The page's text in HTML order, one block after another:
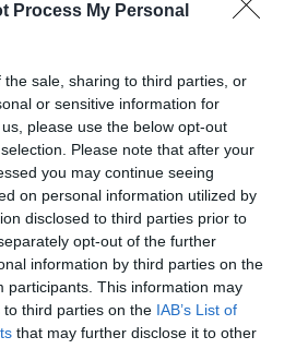
Process My Personal
sale, sharing to third parties, or
or sensitive information for
please use the below opt-out
Please note that after your
you may continue seeing
on personal information utilized by
disclosed to third parties prior to
opt-out of the further
information by third parties on the
participants. This information may
third parties on the IAB’s List of
that may further disclose it to other
as mulheres”
de fim-de-semana dos hotéis